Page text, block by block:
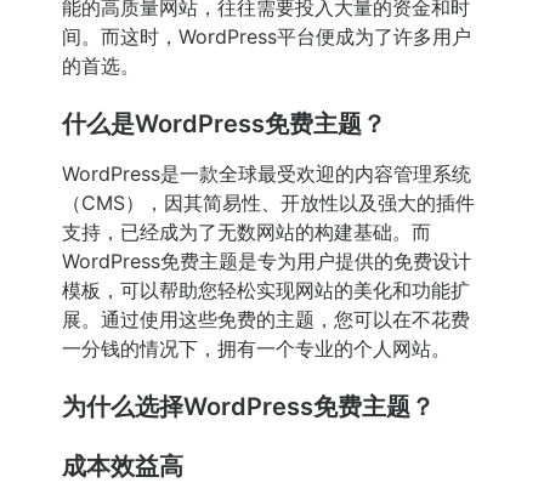
能的高质量网站，往往需要投入大量的资金和时
间。而这时，WordPress平台便成为了许多用户
的首选。
什么是WordPress免费主题？
WordPress是一款全球最受欢迎的内容管理系统
（CMS），因其简易性、开放性以及强大的插件
支持，已经成为了无数网站的构建基础。而
WordPress免费主题是专为用户提供的免费设计
模板，可以帮助您轻松实现网站的美化和功能扩
展。通过使用这些免费的主题，您可以在不花费
一分钱的情况下，拥有一个专业的个人网站。
为什么选择WordPress免费主题？
成本效益高